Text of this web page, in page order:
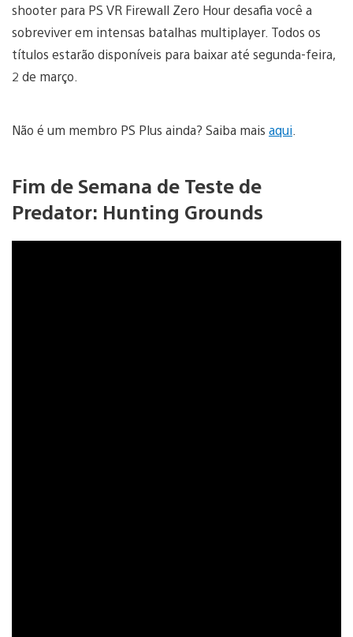
shooter para PS VR Firewall Zero Hour desafia você a
sobreviver em intensas batalhas multiplayer. Todos os
títulos estarão disponíveis para baixar até segunda-feira,
2 de março.
Não é um membro PS Plus ainda? Saiba mais aqui.
Fim de Semana de Teste de
Predator: Hunting Grounds